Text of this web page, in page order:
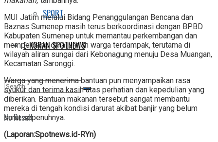
SPORT
E-KORAN SPOTNEWS
No Result
MUI Jatim melalui Bidang Penanggulangan Bencana dan
Baznas Sumenep masih terus berkoordinasi dengan BPBD
Kabupaten Sumenep untuk memantau perkembangan dan
memperbarui data jumlah warga terdampak, terutama di
wilayah aliran sungai dari Kebonagung menuju Desa Muangan,
Kecamatan Saronggi.
Warga yang menerima bantuan pun menyampaikan rasa
syukur dan terima kasih atas perhatian dan kepedulian yang
diberikan. Bantuan makanan tersebut sangat membantu
mereka di tengah kondisi darurat akibat banjir yang belum
surut sepenuhnya.
(Laporan:Spotnews.id-RYn)